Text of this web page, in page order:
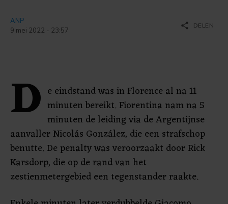
ANP
9 mei 2022 - 23:57
share DELEN
D e eindstand was in Florence al na 11
minuten bereikt. Fiorentina nam na 5
minuten de leiding via de Argentijnse
aanvaller Nicolás González, die een strafschop
benutte. De penalty was veroorzaakt door Rick
Karsdorp, die op de rand van het
zestienmetergebied een tegenstander raakte.